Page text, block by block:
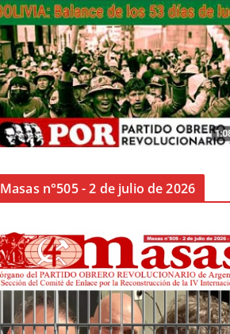
Masas n°505 - 2 de julio de 2026